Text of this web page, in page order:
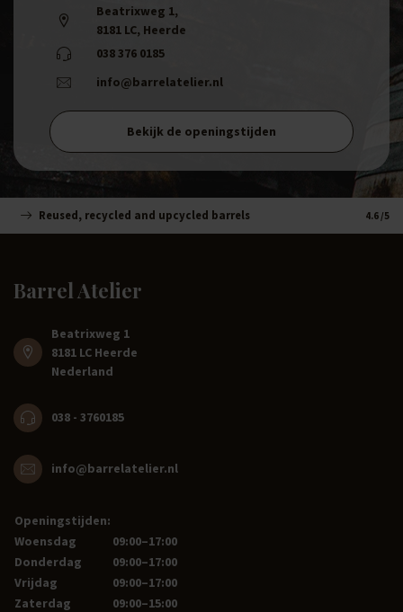
Beatrixweg 1,
8181 LC, Heerde
038 376 0185
info@barrelatelier.nl
Bekijk de openingstijden
Reused, recycled and upcycled barrels 4.6 /5
Barrel Atelier
Beatrixweg 1
8181 LC Heerde
Nederland
038 - 3760185
info@barrelatelier.nl
Openingstijden:
Woensdag
09:00–17:00
Donderdag
09:00–17:00
Vrijdag
09:00–17:00
Zaterdag
09:00–15:00